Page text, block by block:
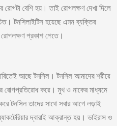
রোগটা বেশি হয়। তাই রোগলক্ষণ দেখা দিলে
টনসিলাইটিস হয়েছে এমন ব্যক্তির
প্রকাশ পেতে।
আছে টনসিল। টনসিল আমাদের শরীরে
রোগপ্রতিরোধ করে। মুখ ও নাকের মাধ্যমে
টনসিল তাদের সাথে সবার আগে লড়াই
দ্বারাই আক্রান্ত হয়। ভাইরাস ও